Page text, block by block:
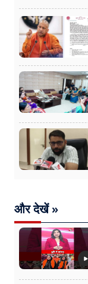
और देखें »